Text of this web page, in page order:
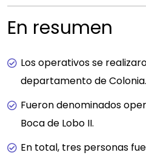
En resumen
Los operativos se
departamento de Colonia.
Fueron denominados
Boca de Lobo II.
En total, tres personas